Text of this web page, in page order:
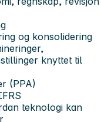
og konsolidering
knyttet til
(PPA)
teknologi kan